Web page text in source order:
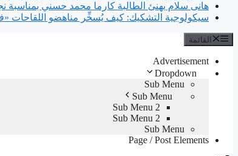
هانى سلام يهنئ الطالبة كارما محمد حسني بمناسبة
سيكولوجية التشكيك: كيف يُسخِّر مناهضو اللقاحات
القائمة
Advertisement
Dropdown
Sub Menu
Sub Menu
Sub Menu 2
Sub Menu 2
Sub Menu
Page / Post Elements